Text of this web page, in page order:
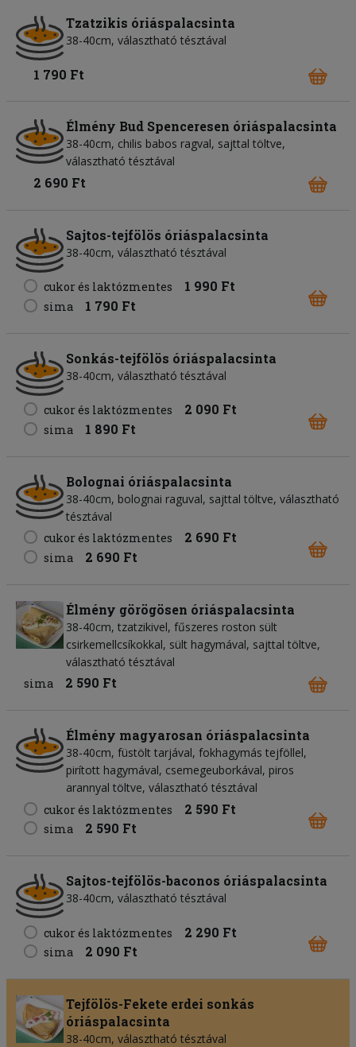
Tzatzikis óriáspalacsinta
38-40cm, választható tésztával
1 790 Ft
Élmény Bud Spenceresen óriáspalacsinta
38-40cm, chilis babos ragval, sajttal töltve,
választható tésztával
2 690 Ft
Sajtos-tejfölös óriáspalacsinta
38-40cm, választható tésztával
cukor és laktózmentes 1 990 Ft
sima 1 790 Ft
Sonkás-tejfölös óriáspalacsinta
38-40cm, választható tésztával
cukor és laktózmentes 2 090 Ft
sima 1 890 Ft
Bolognai óriáspalacsinta
38-40cm, bolognai raguval, sajttal töltve, választható
tésztával
cukor és laktózmentes
2 690 Ft
sima 2 690 Ft
Élmény görögösen óriáspalacsinta
38-40cm, tzatzikivel, fűszeres roston sült
csirkemellcsíkokkal, sült hagymával, sajttal töltve,
választható tésztával
sima
2 590 Ft
Élmény magyarosan óriáspalacsinta
38-40cm, füstölt tarjával, fokhagymás tejföllel,
pirított hagymával, csemegeuborkával, piros
arannyal töltve, választható tésztával
cukor és laktózmentes
2 590 Ft
sima 2 590 Ft
Sajtos-tejfölös-baconos óriáspalacsinta
38-40cm, választható tésztával
cukor és laktózmentes 2 290 Ft
sima 2 090 Ft
Tejfölös-Fekete erdei sonkás
óriáspalacsinta
38-40cm, választható tésztával